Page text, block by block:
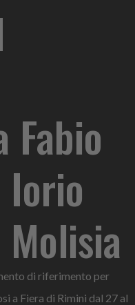
di riferimento per
a Fiera di Rimini dal 27 al